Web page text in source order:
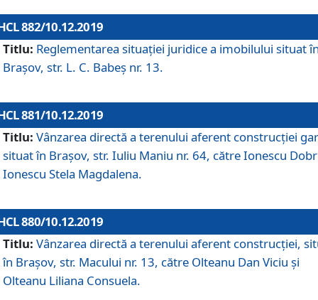
882/10.12.2019
Titlu: Reglementarea situației juridice a imobilului situat
Brașov, str. L. C. Babeș nr. 13.
881/10.12.2019
Titlu: Vânzarea directă a terenului aferent construcției
situat în Brașov, str. Iuliu Maniu nr. 64, către Ionescu
Ionescu Stela Magdalena.
880/10.12.2019
Titlu: Vânzarea directă a terenului aferent construcției,
în Brașov, str. Macului nr. 13, către Olteanu Dan Viciu și
Olteanu Liliana Consuela.